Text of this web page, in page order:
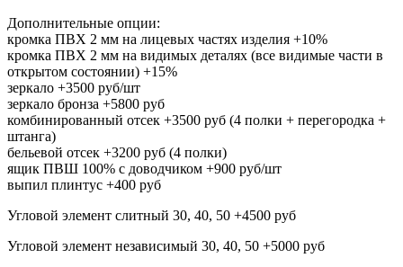
Дополнительные опции:
кромка ПВХ 2 мм на лицевых частях изделия +10%
кромка ПВХ 2 мм на видимых деталях (все видимые части в
открытом состоянии) +15%
зеркало +3500 руб/шт
зеркало бронза +5800 руб
комбинированный отсек +3500 руб (4 полки + перегородка +
штанга)
бельевой отсек +3200 руб (4 полки)
ящик ПВШ 100% с доводчиком +900 руб/шт
выпил плинтус +400 руб
Угловой элемент слитный 30, 40, 50 +4500 руб
Угловой элемент независимый 30, 40, 50 +5000 руб